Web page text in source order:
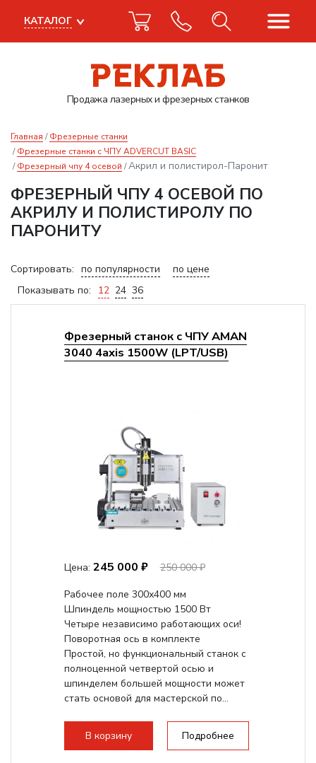
Продажа лазерныхи фрезерных станков
КАТАЛОГ
Главная
Фрезерные станки
Фрезерные станки с ЧПУ ADVERCUT BASIC
Фрезерный чпу 4 осевой
Акрил и полистирол-Паронит
ФРЕЗЕРНЫЙ ЧПУ 4 ОСЕВОЙ ПО
АКРИЛУ И ПОЛИСТИРОЛУ ПО
ПАРОНИТУ
Сортировать: по популярности
по цене
Показывать по:
12 24 36
Фрезерный станок с ЧПУ AMAN
3040 4axis 1500W (LPT/USB)
Цена: 245 000 ₽
250 000 ₽
Рабочее поле 300х400 мм
Шпиндель мощностью 1500 Вт
Четыре независимо работающих оси!
Поворотная ось в комплекте
Простой, но функциональный станок с
полноценной четвертой осью и
шпинделем большей мощности может
стать основой для мастерской по...
В корзину Подробнее